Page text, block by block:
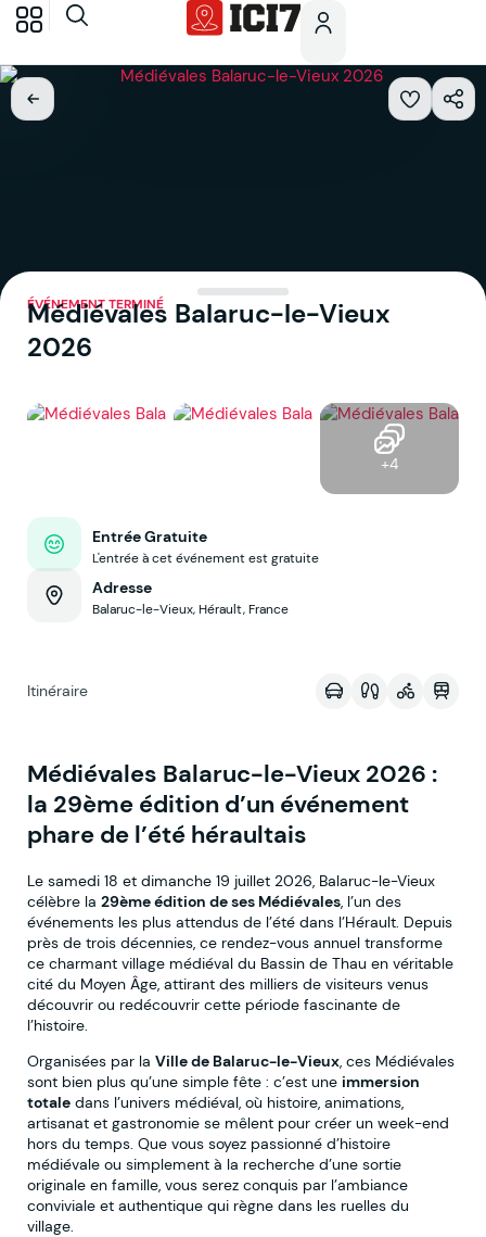
ÉVÉNEMENT TERMINÉ
Médiévales Balaruc-le-Vieux
2026
+4
Entrée Gratuite
L'entrée à cet événement est gratuite
Adresse
Balaruc-le-Vieux, Hérault, France
Itinéraire
Médiévales Balaruc-le-Vieux 2026 :
la 29ème édition d’un événement
phare de l’été héraultais
Le samedi 18 et dimanche 19 juillet 2026, Balaruc-le-Vieux
célèbre la 29ème édition de ses Médiévales , l’un des
événements les plus attendus de l’été dans l’Hérault. Depuis
près de trois décennies, ce rendez-vous annuel transforme
ce charmant village médiéval du Bassin de Thau en véritable
cité du Moyen Âge, attirant des milliers de visiteurs venus
découvrir ou redécouvrir cette période fascinante de
l’histoire.
Organisées par la Ville de Balaruc-le-Vieux, ces Médiévales
sont bien plus qu’une simple fête : c’est une immersion
totale dans l’univers médiéval, où histoire, animations,
artisanat et gastronomie se mêlent pour créer un week-end
hors du temps. Que vous soyez passionné d’histoire
médiévale ou simplement à la recherche d’une sortie
originale en famille, vous serez conquis par l’ambiance
conviviale et authentique qui règne dans les ruelles du
village.